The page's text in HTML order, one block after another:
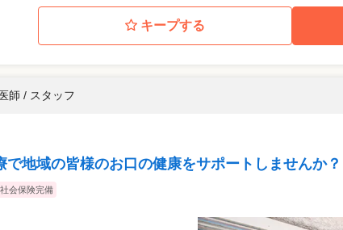
キープする
師 / スタッフ
地域の皆様のお口の健康をサポートしませんか？
社会保険完備